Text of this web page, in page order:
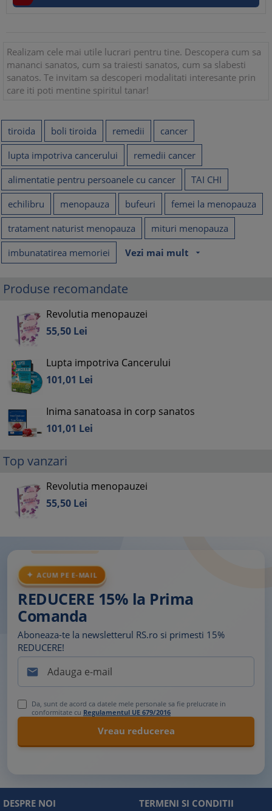
Realizam cele mai utile lucrari pentru tine. Descopera cum sa
mananci sanatos, cum sa traiesti sanatos, cum sa slabesti
sanatos. Te invitam sa descoperi modalitati interesante prin
care iti poti mentine spiritul tanar!
tiroida boli tiroida remedii
cancer
lupta impotriva cancerului
remedii cancer
alimentatie pentru persoanele cu cancer
TAI CHI
echilibru
menopauza bufeuri
femei la menopauza
tratament naturist menopauza
mituri menopauza
imbunatatirea memoriei
Vezi mai mult arrow_drop_down
Produse recomandate
Revolutia menopauzei
55,50 Lei
Lupta impotriva Cancerului
101,01 Lei
Inima sanatoasa in corp sanatos
101,01 Lei
Top vanzari
Revolutia menopauzei
55,50 Lei
ACUM PE E-MAIL
REDUCERE 15% la Prima
Comanda
Aboneaza-te la newsletterul RS.ro si primesti 15%
REDUCERE!

Da, sunt de acord ca datele mele personale sa fie prelucrate in
conformitate cu Regulamentul UE 679/2016
DESPRE NOI TERMENI SI CONDITII